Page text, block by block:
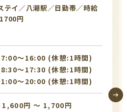
テイ／八潮駅／日勤帯／時給
円
〜16:00 (休憩:1時間)
〜17:30 (休憩:1時間)
〜20:00 (休憩:1時間)
1,600円 〜 1,700円